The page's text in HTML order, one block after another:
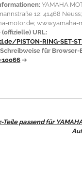
YAMAHA
12; 41468
motor.de; www.yamaha-
(offizielle) URL:
PISTON-RING-SET-
für Browser-
➔
passend für